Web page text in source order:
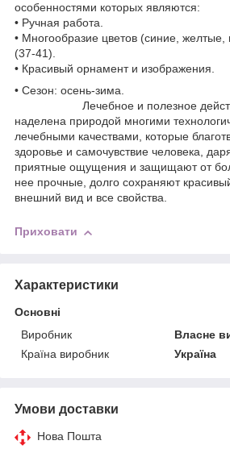
особенностями которых являются:
• Ручная работа.
• Многообразие цветов (синие,
(37-41).
• Красивый орнамент и изображения.
• Сезон: осень-зима.
Лечебное и полезное
наделена природой многими
лечебными качествами, которые
здоровье и самочувствие человека,
приятные ощущения и защищают от
нее прочные, долго сохраняют
внешний вид и все свойства.
Приховати
Характеристики
Основні
Виробник
Власне
Країна виробник
Україна
Умови доставки
Нова Пошта